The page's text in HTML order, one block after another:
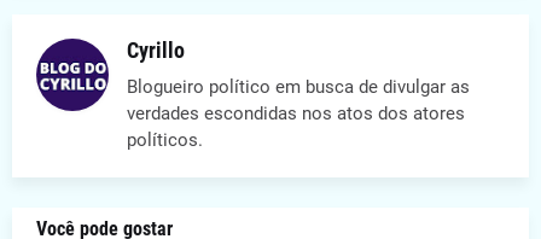
Cyrillo
Blogueiro político em busca de divulgar as
verdades escondidas nos atos dos atores
políticos.
Você pode gostar